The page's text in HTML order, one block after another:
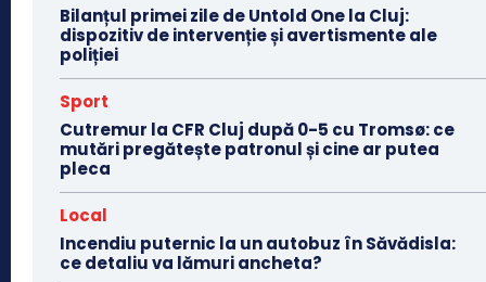
Bilanțul primei zile de Untold One la Cluj:
dispozitiv de intervenție și avertismente ale
poliției
Sport
Cutremur la CFR Cluj după 0-5 cu Tromsø: ce
mutări pregătește patronul și cine ar putea
pleca
Local
Incendiu puternic la un autobuz în Săvădisla:
ce detaliu va lămuri ancheta?